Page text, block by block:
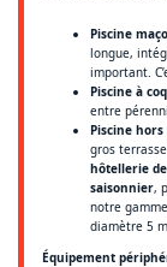
Piscine
longue,
important.
Piscine à
entre
Piscine hors
gros
hôtellerie
saisonnier,
notre gamme
diamètre 5
Équipement